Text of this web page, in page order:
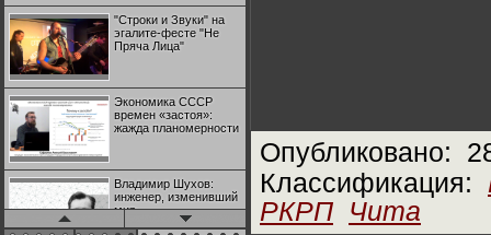
"Строки и Звуки" на
эгалите-фесте "Не
Пряча Лица"
Экономика СССР
времен «застоя»:
жажда планомерности
Владимир Шухов:
инженер, изменивший
мир
Опубликовано:
Классификация:
РКРП Чита